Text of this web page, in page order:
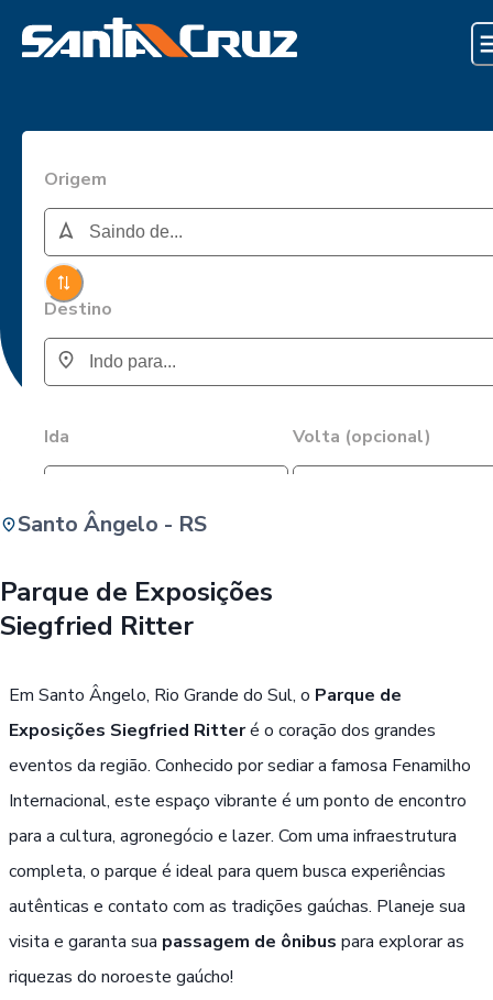
Origem
Destino
Ida Volta (opcional)
i Passe Livre, Idoso ou ID Jovem
Santo Ângelo - RS
Parque de Exposições
Siegfried Ritter
Em Santo Ângelo, Rio Grande do Sul, o Parque de
Exposições Siegfried Ritteré o coração dos grandes
eventos da região. Conhecido por sediar a famosa Fenamilho
Internacional, este espaço vibrante é um ponto de encontro
para a cultura, agronegócio e lazer. Com uma infraestrutura
completa, o parque é ideal para quem busca experiências
autênticas e contato com as tradições gaúchas. Planeje sua
visita e garanta sua passagem de ônibus para explorar as
riquezas do noroeste gaúcho!